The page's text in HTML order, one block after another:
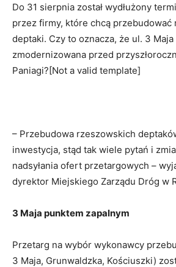
Do 31 sierpnia został wydłużony
przez firmy, które chcą przebudować
deptaki. Czy to oznacza, że ul. 3
zmodernizowana przed
Paniagi?[Not a valid template]
– Przebudowa rzeszowskich
inwestycja, stąd tak wiele pytań i
nadsyłania ofert przetargowych –
dyrektor Miejskiego Zarządu Dróg w
3 Maja punktem zapalnym
Przetarg na wybór wykonawcy
3 Maja, Grunwaldzka, Kościuszki)